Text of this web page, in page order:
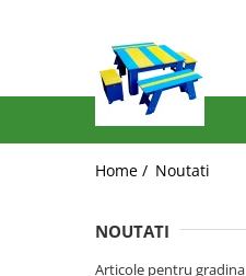
Produse
Home / Noutati
NOUTATI
Articole pentru gradina